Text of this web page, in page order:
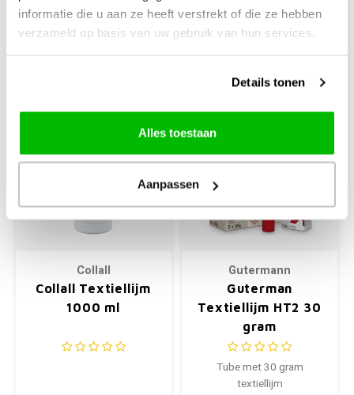
informatie die u aan ze heeft verstrekt of die ze hebben
verzameld op basis van uw gebruik van hun services.
Details tonen
Alles toestaan
Aanpassen
€5,90 €4,50
Collall
Collall Textiellijm
1000 ml
Gutermann
Guterman
Textiellijm HT2 30
gram
Tube met 30 gram
textiellijm